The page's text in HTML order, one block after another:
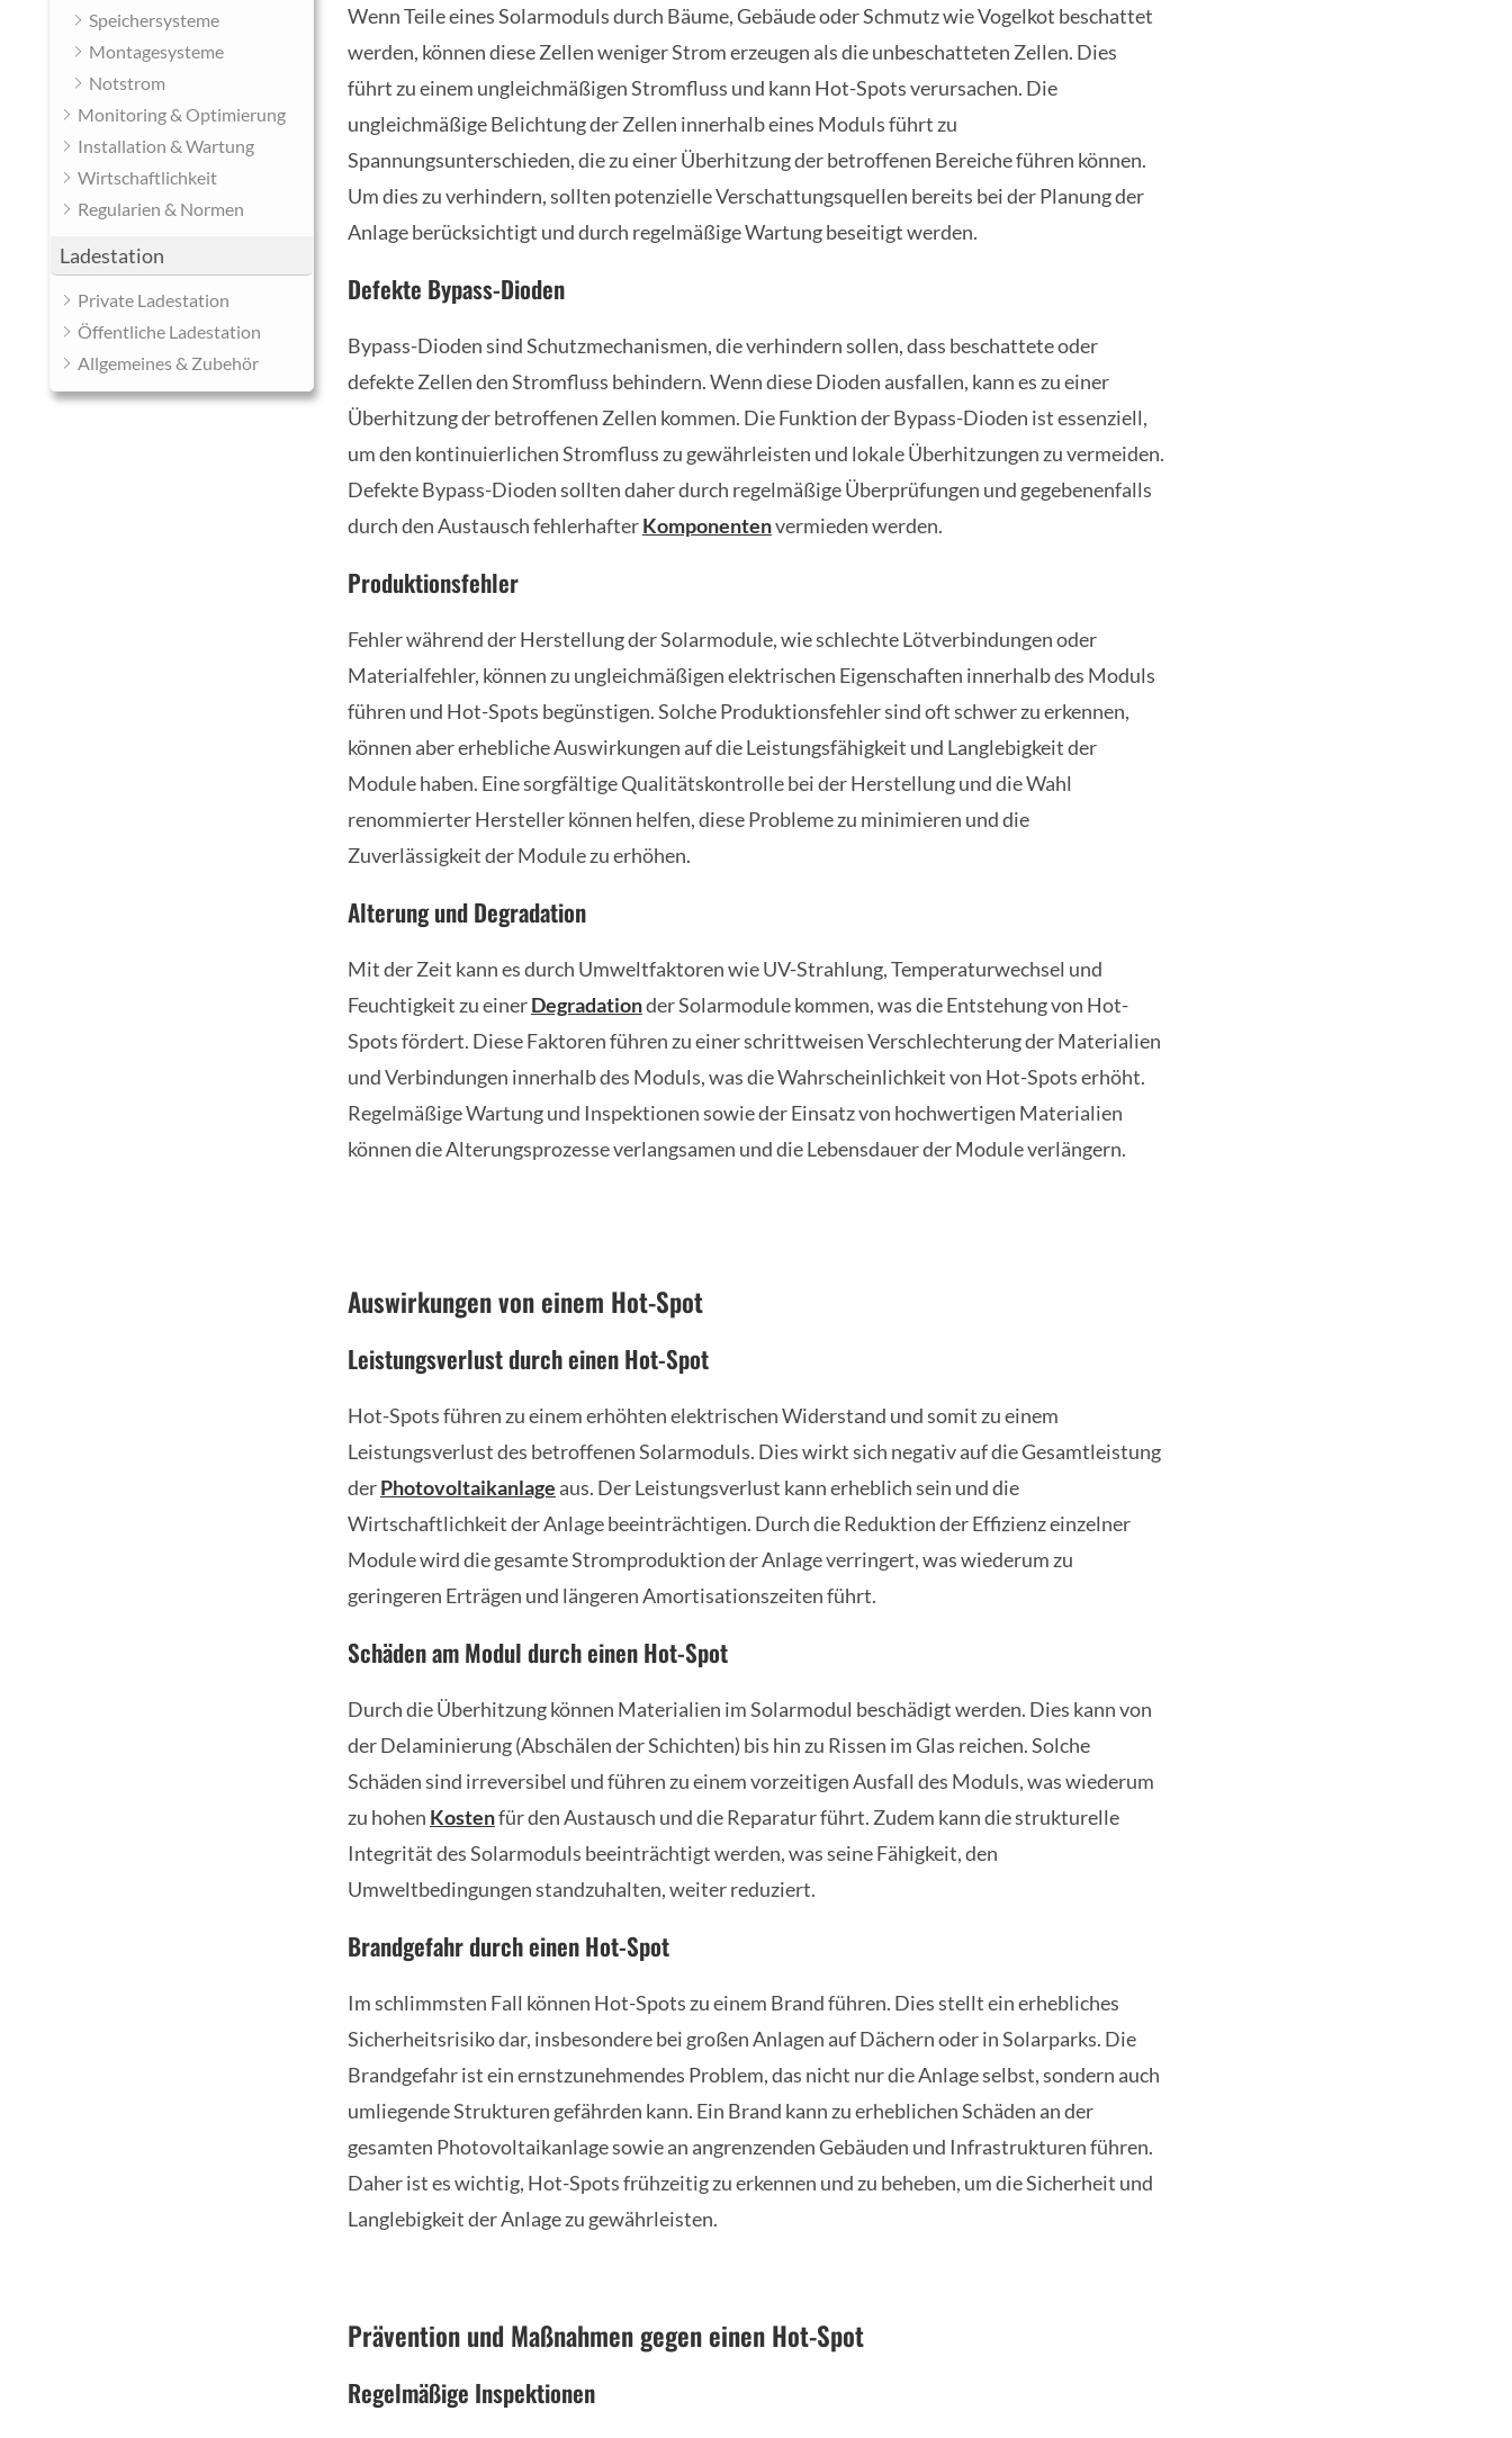
Speichersysteme
Montagesysteme
Notstrom
Monitoring & Optimierung
Installation & Wartung
Wirtschaftlichkeit
Regularien & Normen
Ladestation
Private Ladestation
Öffentliche Ladestation
Allgemeines & Zubehör
Wenn Teile eines Solarmoduls durch Bäume, Gebäude oder Schmutz wie Vogelkot beschattet
werden, können diese Zellen weniger Strom erzeugen als die unbeschatteten Zellen. Dies
führt zu einem ungleichmäßigen Stromfluss und kann Hot-Spots verursachen. Die
ungleichmäßige Belichtung der Zellen innerhalb eines Moduls führt zu
Spannungsunterschieden, die zu einer Überhitzung der betroffenen Bereiche führen können.
Um dies zu verhindern, sollten potenzielle Verschattungsquellen bereits bei der Planung der
Anlage berücksichtigt und durch regelmäßige Wartung beseitigt werden.
Defekte Bypass-Dioden
Bypass-Dioden sind Schutzmechanismen, die verhindern sollen, dass beschattete oder
defekte Zellen den Stromfluss behindern. Wenn diese Dioden ausfallen, kann es zu einer
Überhitzung der betroffenen Zellen kommen. Die Funktion der Bypass-Dioden ist essenziell,
um den kontinuierlichen Stromfluss zu gewährleisten und lokale Überhitzungen zu vermeiden.
Defekte Bypass-Dioden sollten daher durch regelmäßige Überprüfungen und gegebenenfalls
durch den Austausch fehlerhafterKomponentenvermieden werden.
Produktionsfehler
Fehler während der Herstellung der Solarmodule, wie schlechte Lötverbindungen oder
Materialfehler, können zu ungleichmäßigen elektrischen Eigenschaften innerhalb des Moduls
führen und Hot-Spots begünstigen. Solche Produktionsfehler sind oft schwer zu erkennen,
können aber erhebliche Auswirkungen auf die Leistungsfähigkeit und Langlebigkeit der
Module haben. Eine sorgfältige Qualitätskontrolle bei der Herstellung und die Wahl
renommierter Hersteller können helfen, diese Probleme zu minimieren und die
Zuverlässigkeit der Module zu erhöhen.
Alterung und Degradation
Mit der Zeit kann es durch Umweltfaktoren wie UV-Strahlung, Temperaturwechsel und
Feuchtigkeit zu einerDegradationder Solarmodule kommen, was die Entstehung von Hot-
Spots fördert. Diese Faktoren führen zu einer schrittweisen Verschlechterung der Materialien
und Verbindungen innerhalb des Moduls, was die Wahrscheinlichkeit von Hot-Spots erhöht.
Regelmäßige Wartung und Inspektionen sowie der Einsatz von hochwertigen Materialien
können die Alterungsprozesse verlangsamen und die Lebensdauer der Module verlängern.
Auswirkungen von einem Hot-Spot
Leistungsverlust durch einen Hot-Spot
Hot-Spots führen zu einem erhöhten elektrischen Widerstand und somit zu einem
Leistungsverlust des betroffenen Solarmoduls. Dies wirkt sich negativ auf die Gesamtleistung
derPhotovoltaikanlage aus. Der Leistungsverlust kann erheblich sein und die
Wirtschaftlichkeit der Anlage beeinträchtigen. Durch die Reduktion der Effizienz einzelner
Module wird die gesamte Stromproduktion der Anlage verringert, was wiederum zu
geringeren Erträgen und längeren Amortisationszeiten führt.
Schäden am Modul durch einen Hot-Spot
Durch die Überhitzung können Materialien im Solarmodul beschädigt werden. Dies kann von
der Delaminierung (Abschälen der Schichten) bis hin zu Rissen im Glas reichen. Solche
Schäden sind irreversibel und führen zu einem vorzeitigen Ausfall des Moduls, was wiederum
zu hohen Kostenfür den Austausch und die Reparatur führt. Zudem kann die strukturelle
Integrität des Solarmoduls beeinträchtigt werden, was seine Fähigkeit, den
Umweltbedingungen standzuhalten, weiter reduziert.
Brandgefahr durch einen Hot-Spot
Im schlimmsten Fall können Hot-Spots zu einem Brand führen. Dies stellt ein erhebliches
Sicherheitsrisiko dar, insbesondere bei großen Anlagen auf Dächern oder in Solarparks. Die
Brandgefahr ist ein ernstzunehmendes Problem, das nicht nur die Anlage selbst, sondern auch
umliegende Strukturen gefährden kann. Ein Brand kann zu erheblichen Schäden an der
gesamten Photovoltaikanlage sowie an angrenzenden Gebäuden und Infrastrukturen führen.
Daher ist es wichtig, Hot-Spots frühzeitig zu erkennen und zu beheben, um die Sicherheit und
Langlebigkeit der Anlage zu gewährleisten.
Prävention und Maßnahmen gegen einen Hot-Spot
Regelmäßige Inspektionen